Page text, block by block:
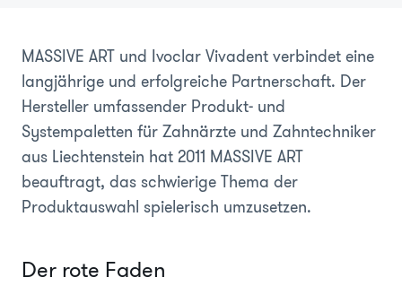
MASSIVE ART und Ivoclar Vivadent verbindet eine
langjährige und erfolgreiche Partnerschaft. Der
Hersteller umfassender Produkt- und
Systempaletten für Zahnärzte und Zahntechniker
aus Liechtenstein hat 2011 MASSIVE ART
beauftragt, das schwierige Thema der
Produktauswahl spielerisch umzusetzen.
Der rote Faden